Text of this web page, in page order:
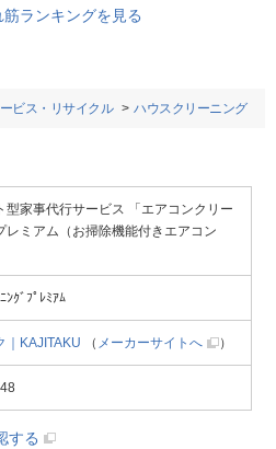
ランキングを見る
ビス・リサイクル ハウスクリーニング
型家事代行サービス 「エアコンクリー
レミアム（お掃除機能付きエアコン
ﾝｸﾞﾌﾟﾚﾐｱﾑ
｜KAJITAKU （ メーカーサイトへ ）
する